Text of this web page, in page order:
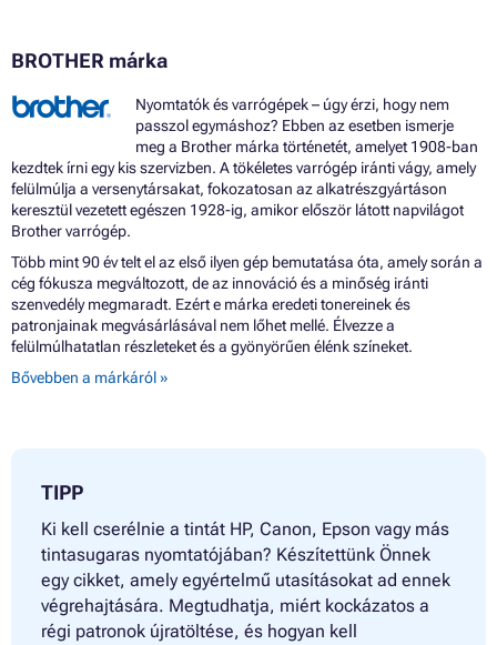
BROTHER márka
Nyomtatók és varrógépek – úgy érzi, hogy nem
passzol egymáshoz? Ebben az esetben ismerje
meg a Brother márka történetét, amelyet 1908-ban
kezdtek írni egy kis szervizben. A tökéletes varrógép iránti vágy, amely
felülmúlja a versenytársakat, fokozatosan az alkatrészgyártáson
keresztül vezetett egészen 1928-ig, amikor először látott napvilágot
Brother varrógép.
Több mint 90 év telt el az első ilyen gép bemutatása óta, amely során a
cég fókusza megváltozott, de az innováció és a minőség iránti
szenvedély megmaradt. Ezért e márka eredeti tonereinek és
patronjainak megvásárlásával nem lőhet mellé. Élvezze a
felülmúlhatatlan részleteket és a gyönyörűen élénk színeket.
Bővebben a márkáról »
TIPP
Ki kell cserélnie a tintát HP, Canon, Epson vagy más
tintasugaras nyomtatójában? Készítettünk Önnek
egy cikket, amely egyértelmű utasításokat ad ennek
végrehajtására. Megtudhatja, miért kockázatos a
régi patronok újratöltése, és hogyan kell